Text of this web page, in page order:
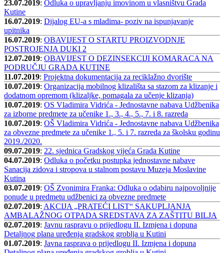
23.07.2019: Odluka o upravljanju imovinom u vlasništvu Grada
Kutine
16.07.2019: Dijalog EU-a s mladima- poziv na ispunjavanje
upitnika
16.07.2019: OBAVIJEST O STARTU PROIZVODNJE
POSTROJENJA DUKI 2
12.07.2019: OBAVIJEST O DEZINSEKCIJI KOMARACA NA
PODRUČJU GRADA KUTINE
11.07.2019: Projektna dokumentacija za reciklažno dvorište
10.07.2019: Organizacija mobilnog klizališta sa stazom za klizanje i
dodatnom opremom (klizaljke, pomagala za učenje klizanja)
10.07.2019: OS Vladimira Vidrića - Jednostavne nabava Udžbenika
za izborne predmete za učenike 1., 3., 4., 5., 7. i 8. razreda
10.07.2019: OŠ Vladimira Vidrića - Jednostavne nabava Udžbenika
za obvezne predmete za učenike 1., 5. i 7. razreda za školsku godinu
2019./2020.
09.07.2019: 22. sjednica Gradskog vijeća Grada Kutine
04.07.2019: Odluka o početku postupka jednostavne nabave
Sanacija zidova i stropova u stalnom postavu Muzeja Moslavine
Kutina
03.07.2019: OŠ Zvonimira Franka: Odluka o odabiru najpovoljnije
ponude u predmetu udžbenici za obvezne predmete
02.07.2019: AKCIJA „PRATEĆI LIST“ SAKUPLJANJA
AMBALAŽNOG OTPADA SREDSTAVA ZA ZAŠTITU BILJA
02.07.2019: Javnu raspravu o prijedlogu II. Izmjena i dopuna
Detaljnog plana uređenja gradskog groblja u Kutini
01.07.2019: Javna rasprava o prijedlogu II. Izmjena i dopuna